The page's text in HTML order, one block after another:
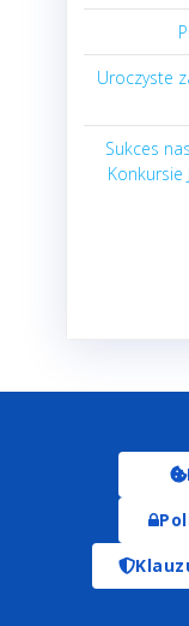
Uroczyste
Sukces
Konkursie